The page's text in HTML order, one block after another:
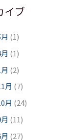
イブ
(1)
(1)
(2)
月 (7)
月 (24)
(11)
(27)